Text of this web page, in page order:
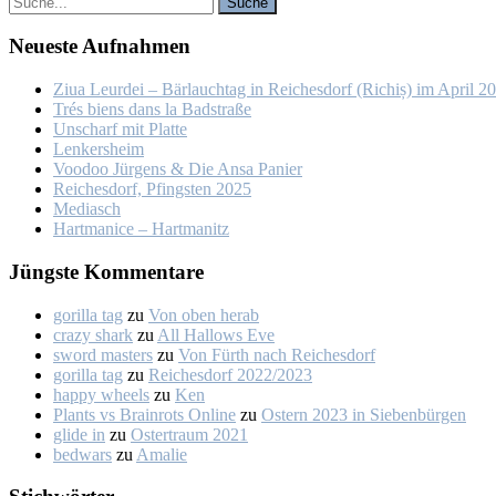
Neu­es­te Auf­nah­men
Ziua Leur­dei – Bär­lauch­tag in Rei­ches­dorf (Ri­chiș) im April
Trés biens dans la Bad­stra­ße
Un­scharf mit Plat­te
Len­kers­heim
Voo­doo Jür­gens & Die An­sa Pa­nier
Rei­ches­dorf, Pfings­ten 2025
Me­dia­sch
Hart­ma­nice – Hart­ma­nitz
Jüngs­te Kom­men­ta­re
gorilla tag zu Von oben her­ab
crazy shark zu All Hal­lows Eve
sword masters zu Von Fürth nach Rei­ches­dorf
gorilla tag zu Rei­ches­dorf 2022/2023
happy wheels zu Ken
Plants vs Brainrots Online zu Os­tern 2023 in Sie­ben­bür­gen
glide in zu Os­ter­traum 2021
bedwars zu Ama­lie